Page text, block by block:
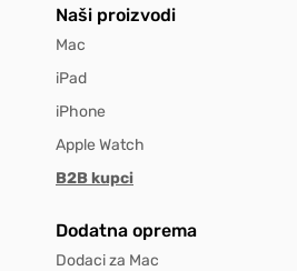
Naši proizvodi
Mac
iPad
iPhone
Apple Watch
B2B kupci
Dodatna oprema
Dodaci za Mac